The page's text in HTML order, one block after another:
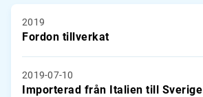
2019
Fordon tillverkat
2019-07-10
Importerad från Italien till Sverige